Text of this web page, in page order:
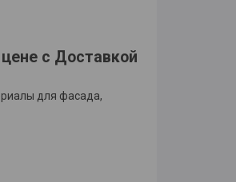
с Доставкой
для фасада,